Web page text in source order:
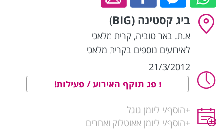
ביג קסטינה (BIG)
א.ת. באר טוביה, קרית מלאכי
לאירועים נוספים בקרית מלאכי
21/3/2012
פג תוקף האירוע / פעילות!
+הוסף/י ליומן גוגל
+הוסף/י ליומן אאוטלוק ואחרים